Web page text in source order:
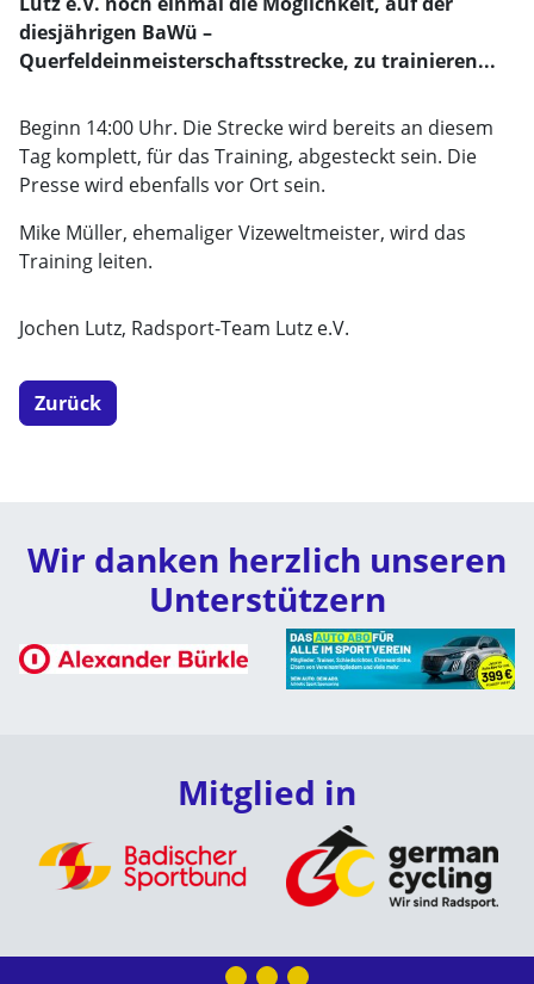
diesjährigen BaWü –
Querfeldeinmeisterschaftsstrecke, zu trainieren...
Beginn 14:00 Uhr. Die Strecke wird bereits an diesem
Tag komplett, für das Training, abgesteckt sein. Die
Presse wird ebenfalls vor Ort sein.
Mike Müller, ehemaliger Vizeweltmeister, wird das
Training leiten.
Jochen Lutz, Radsport-Team Lutz e.V.
Zurück
Wir danken herzlich unseren
Unterstützern
Mitglied in